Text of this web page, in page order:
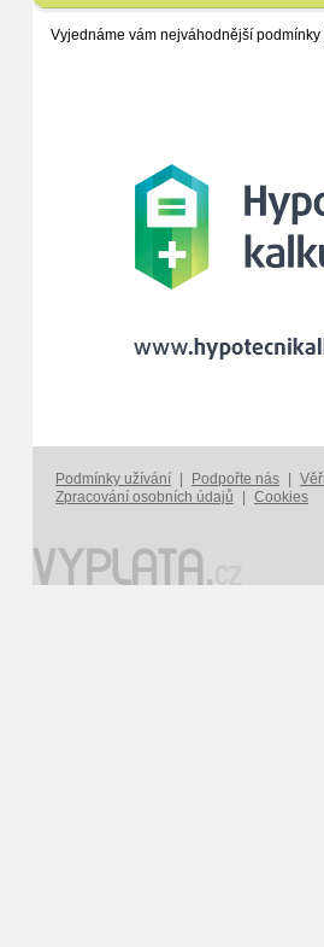
Vyjednáme vám nejváhodnější podmínky
Podmínky užívání Podpořte nás
Zpracování osobních údajů
Cookies